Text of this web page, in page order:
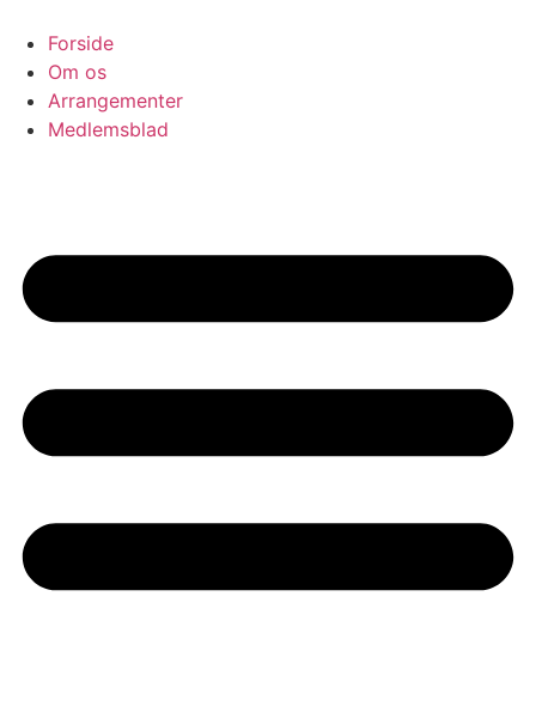
indhold
Forside
Om os
Arrangementer
Medlemsblad